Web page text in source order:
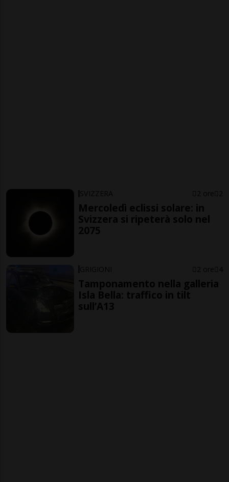
SVIZZERA 2 ore 2
Mercoledì eclissi solare: in
Svizzera si ripeterà solo nel
2075
GRIGIONI 2 ore 4
Tamponamento nella galleria
Isla Bella: traffico in tilt
sull’A13